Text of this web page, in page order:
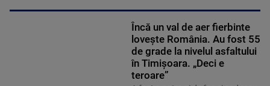
Încă un val de aer fierbinte
lovește România. Au fost 55
de grade la nivelul asfaltului
în Timișoara. „Deci e
teroare”